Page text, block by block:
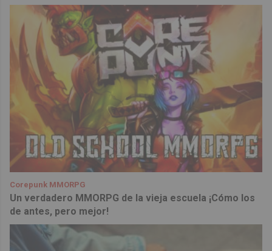
Corepunk MMORPG
Un verdadero MMORPG de la vieja escuela ¡Cómo los
de antes, pero mejor!